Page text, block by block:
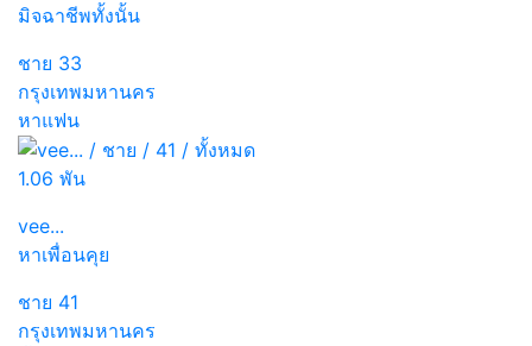
มิจฉาชีพทั้งนั้น
ชาย 33
กรุงเทพมหานคร
หาแฟน
1.06 พัน
vee...
หาเพื่อนคุย
ชาย 41
กรุงเทพมหานคร